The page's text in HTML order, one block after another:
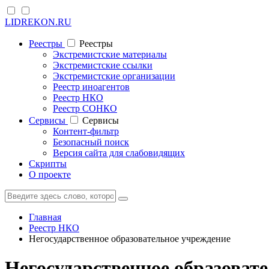
LIDREKON.RU
Реестры
Реестры
Экстремистские материалы
Экстремистские ссылки
Экстремистские организации
Реестр иноагентов
Реестр НКО
Реестр СОНКО
Cервисы
Cервисы
Контент-фильтр
Безопасный поиск
Версия сайта для слабовидящих
Скрипты
О проекте
Главная
Реестр НКО
Негосударственное образовательное учреждение